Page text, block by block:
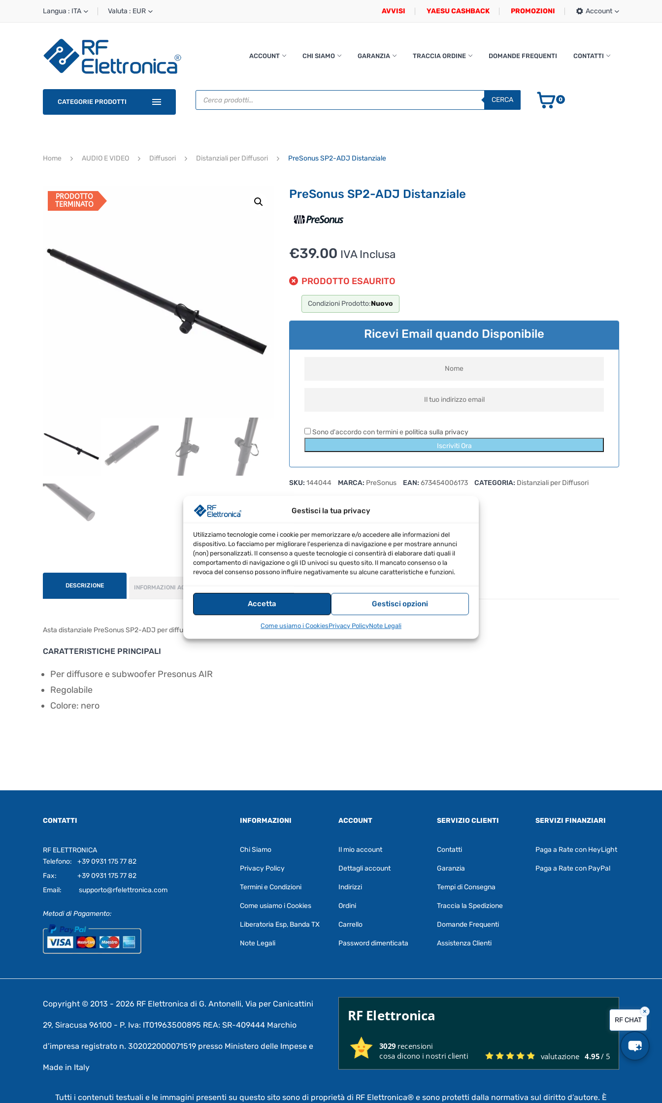
Gestisci la tua privacy
Utilizziamo tecnologie come i cookie per memorizzare e/o accedere alle informazioni del
dispositivo. Lo facciamo per migliorare l'esperienza di navigazione e per mostrare annunci
(non) personalizzati. Il consenso a queste tecnologie ci consentirà di elaborare dati quali il
comportamento di navigazione o gli ID univoci su questo sito. Il mancato consenso o la
revoca del consenso possono influire negativamente su alcune caratteristiche e funzioni.
Accetta Gestisci opzioni
Come usiamo i CookiesPrivacy PolicyNote Legali
Langua : ITA Valuta : EUR AVVISI YAESU CASHBACK PROMOZIONI Account
ACCOUNT CHI SIAMO GARANZIA TRACCIA ORDINE DOMANDE FREQUENTI CONTATTI
CATEGORIE PRODOTTI
Ricerca
prodotti
CERCA 0
Home AUDIO E VIDEO Diffusori Distanziali per Diffusori PreSonus SP2-ADJ Distanziale
PRODOTTO
TERMINATO
PreSonus SP2-ADJ Distanziale
€39.00 IVA Inclusa
PRODOTTO ESAURITO
Condizioni Prodotto:Nuovo
Ricevi Email quando Disponibile
Sono d'accordo con termini e politica sulla privacy
Iscriviti Ora
SKU: 144044 MARCA: PreSonus EAN: 673454006173 CATEGORIA: Distanziali per Diffusori
DESCRIZIONE INFORMAZIONI AGGIUNTIVE
Asta distanziale PreSonus SP2-ADJ per diffusori e subwoofer.
CARATTERISTICHE PRINCIPALI
Per diffusore e subwoofer Presonus AIR
Regolabile
Colore: nero
CONTATTI
RF ELETTRONICA
Telefono:
+39 0931 175 77 82
Fax:
+39 0931 175 77 82
Email:
supporto@rfelettronica.com
Metodi di Pagamento:
INFORMAZIONI
Chi Siamo
Privacy Policy
Termini e Condizioni
Come usiamo i Cookies
Liberatoria Esp, Banda TX
Note Legali
ACCOUNT
Il mio account
Dettagli account
Indirizzi
Ordini
Carrello
Password dimenticata
SERVIZIO CLIENTI
Contatti
Garanzia
Tempi di Consegna
Traccia la Spedizione
Domande Frequenti
Assistenza Clienti
SERVIZI FINANZIARI
Paga a Rate con HeyLight
Paga a Rate con PayPal
Copyright © 2013 - 2026 RF Elettronica di G. Antonelli, Via per Canicattini
29, Siracusa 96100 - P. Iva: IT01963500895 REA: SR-409444 Marchio
d’impresa registrato n. 302022000071519 presso Ministero delle Impese e
Made in Italy
RF Elettronica
3029 recensioni
cosa dicono i nostri clienti
valutazione 4.95/ 5
Tutti i contenuti testuali e le immagini presenti su questo sito sono di proprietà di RF Elettronica® e sono protetti dalla normativa sul diritto d’autore. È
RF Assist
Puoi chiedermi informazioni generali o
specifiche su certi prodotti.
prodotto
RF CHAT
×